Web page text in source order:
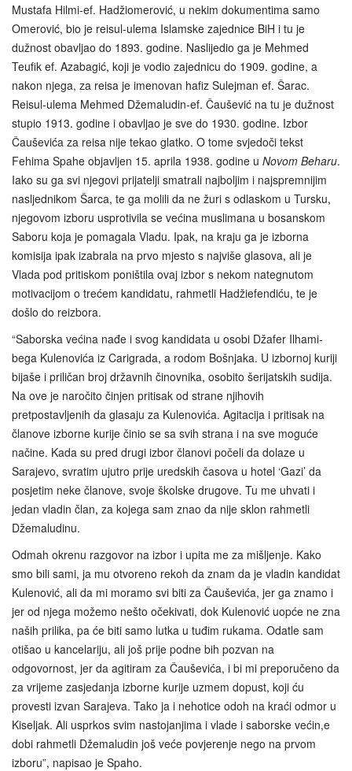
Mustafa Hilmi-ef. Hadžiomerović, u nekim dokumentima samo
Omerović, bio je reisul-ulema Islamske zajednice BiH i tu je
dužnost obavljao do 1893. godine. Naslijedio ga je Mehmed
Teufik ef. Azabagić, koji je vodio zajednicu do 1909. godine, a
nakon njega, za reisa je imenovan hafiz Sulejman ef. Šarac.
Reisul-ulema Mehmed Džemaludin-ef. Čaušević na tu je dužnost
stupio 1913. godine i obavljao je sve do 1930. godine. Izbor
Čauševića za reisa nije tekao glatko. O tome svjedoči tekst
Fehima Spahe objavljen 15. aprila 1938. godine u Novom Beharu.
Iako su ga svi njegovi prijatelji smatrali najboljim i najspremnijim
nasljednikom Šarca, te ga molili da ne žuri s odlaskom u Tursku,
njegovom izboru usprotivila se većina muslimana u bosanskom
Saboru koja je pomagala Vladu. Ipak, na kraju ga je izborna
komisija ipak izabrala na prvo mjesto s najviše glasova, ali je
Vlada pod pritiskom poništila ovaj izbor s nekom nategnutom
motivacijom o trećem kandidatu, rahmetli Hadžiefendiću, te je
došlo do reizbora.
“Saborska većina nađe i svog kandidata u osobi Džafer Ilhami-
bega Kulenovića iz Carigrada, a rodom Bošnjaka. U izbornoj kuriji
bijaše i priličan broj državnih činovnika, osobito šerijatskih sudija.
Na ove je naročito činjen pritisak od strane njihovih
pretpostavljenih da glasaju za Kulenovića. Agitacija i pritisak na
članove izborne kurije činio se sa svih strana i na sve moguće
načine. Kada su pred drugi izbor članovi počeli da dolaze u
Sarajevo, svratim ujutro prije uredskih časova u hotel ‘Gazi’ da
posjetim neke članove, svoje školske drugove. Tu me uhvati i
jedan vladin član, za kojega sam znao da nije sklon rahmetli
Džemaludinu.
Odmah okrenu razgovor na izbor i upita me za mišljenje. Kako
smo bili sami, ja mu otvoreno rekoh da znam da je vladin kandidat
Kulenović, ali da mi moramo svi biti za Čauševića, jer ga znamo i
jer od njega možemo nešto očekivati, dok Kulenović uopće ne zna
naših prilika, pa će biti samo lutka u tuđim rukama. Odatle sam
otišao u kancelariju, ali još prije podne bih pozvan na
odgovornost, jer da agitiram za Čauševića, i bi mi preporučeno da
za vrijeme zasjedanja izborne kurije uzmem dopust, koji ću
provesti izvan Sarajeva. Tako ja i nehotice odoh na kraći odmor u
Kiseljak. Ali usprkos svim nastojanjima i vlade i saborske većin,e
dobi rahmetli Džemaludin još veće povjerenje nego na prvom
izboru”, napisao je Spaho.